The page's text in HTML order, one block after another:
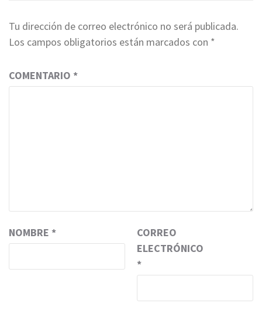
Tu dirección de correo electrónico no será publicada.
Los campos obligatorios están marcados con *
COMENTARIO *
NOMBRE *
CORREO
ELECTRÓNICO
*